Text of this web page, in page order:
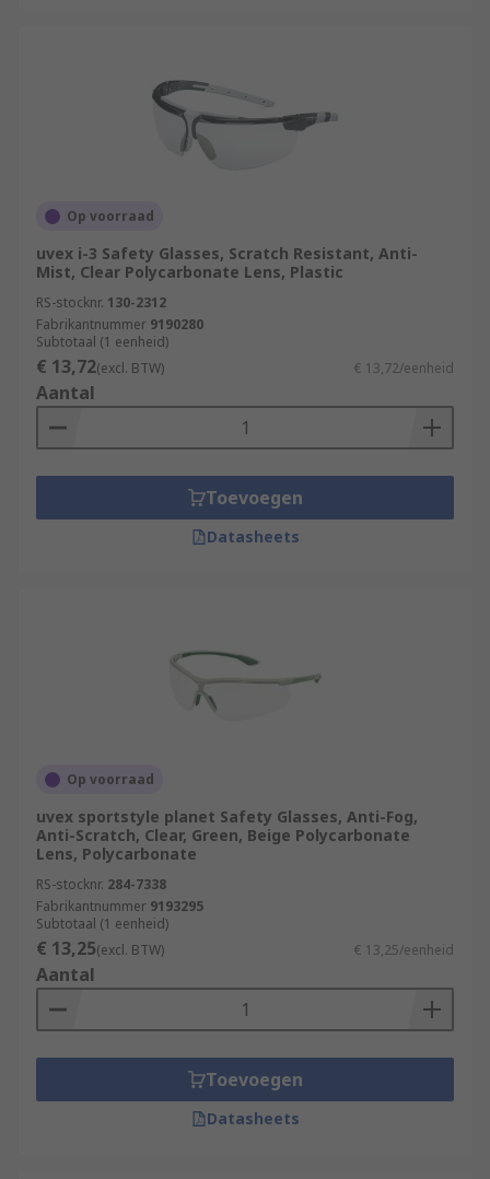
Op voorraad
uvex i-3 Safety Glasses, Scratch Resistant, Anti-
Mist, Clear Polycarbonate Lens, Plastic
RS-stocknr. 130-2312
Fabrikantnummer 9190280
Subtotaal (1 eenheid)
€ 13,72(excl. BTW) € 13,72/eenheid
Aantal
Toevoegen
Datasheets
Op voorraad
uvex sportstyle planet Safety Glasses, Anti-Fog,
Anti-Scratch, Clear, Green, Beige Polycarbonate
Lens, Polycarbonate
RS-stocknr. 284-7338
Fabrikantnummer 9193295
Subtotaal (1 eenheid)
€ 13,25(excl. BTW) € 13,25/eenheid
Aantal
Toevoegen
Datasheets